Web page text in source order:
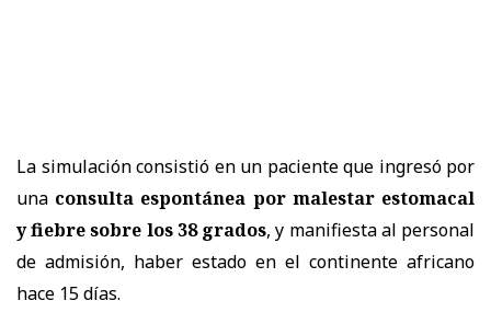
La simulación consistió en un paciente que ingresó por
una consulta espontánea por malestar estomacal
y fiebre sobre los 38 grados, y manifiesta al personal
de admisión, haber estado en el continente africano
hace 15 días.